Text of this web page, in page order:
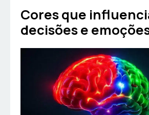
Cores que
decisões e